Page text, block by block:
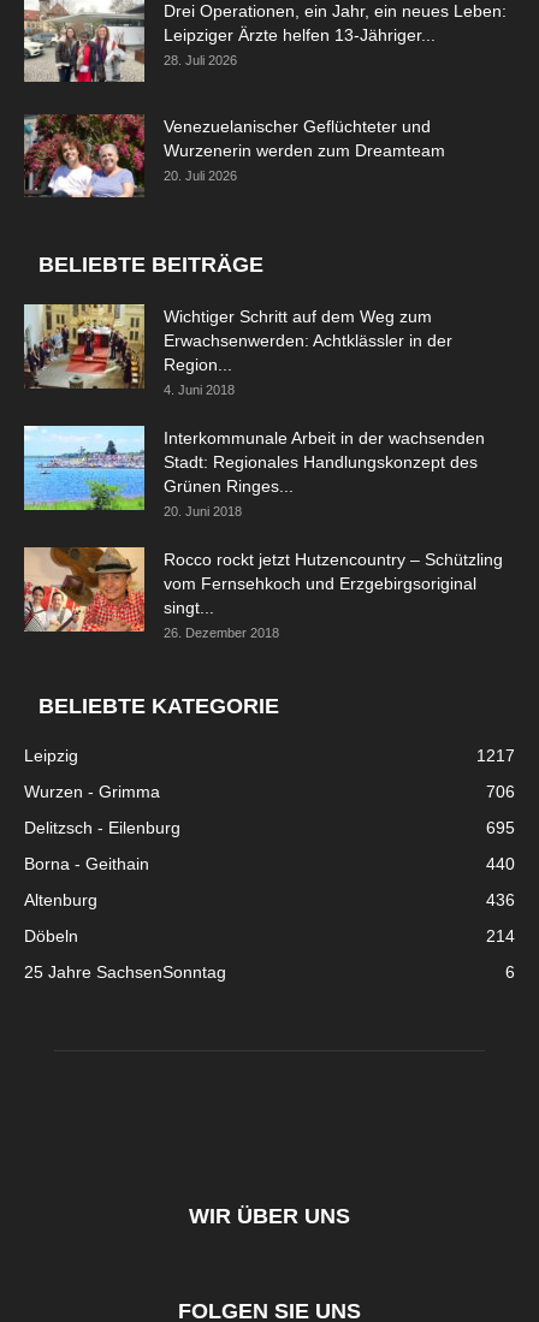
Drei Operationen, ein Jahr, ein neues Leben:
Leipziger Ärzte helfen 13-Jähriger...
28. Juli 2026
Venezuelanischer Geflüchteter und
Wurzenerin werden zum Dreamteam
20. Juli 2026
BELIEBTE BEITRÄGE
Wichtiger Schritt auf dem Weg zum
Erwachsenwerden: Achtklässler in der
Region...
4. Juni 2018
Interkommunale Arbeit in der wachsenden
Stadt: Regionales Handlungskonzept des
Grünen Ringes...
20. Juni 2018
Rocco rockt jetzt Hutzencountry – Schützling
vom Fernsehkoch und Erzgebirgsoriginal
singt...
26. Dezember 2018
BELIEBTE KATEGORIE
Leipzig
1217
Wurzen - Grimma
706
Delitzsch - Eilenburg
695
Borna - Geithain
440
Altenburg
436
Döbeln
214
25 Jahre SachsenSonntag
6
WIR ÜBER UNS
FOLGEN SIE UNS